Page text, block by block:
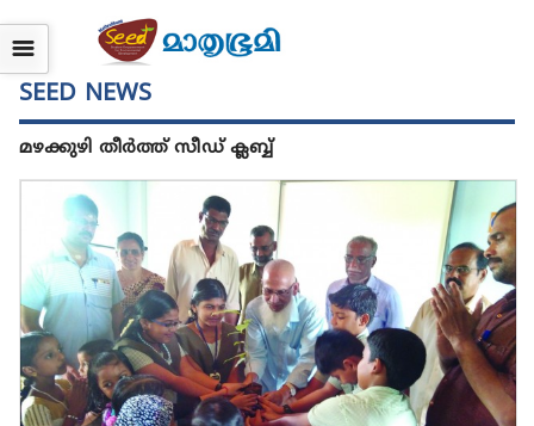
☰
SEED NEWS
മഴക്കുഴി തീർത്ത് സീഡ് ക്ലബ്ബ്